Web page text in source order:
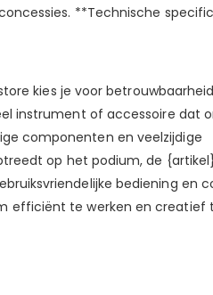
**Technische
kies je voor
instrument of accessoire dat
componenten en veelzijdige
op het podium, de
bediening en
efficiënt te werken en creatief